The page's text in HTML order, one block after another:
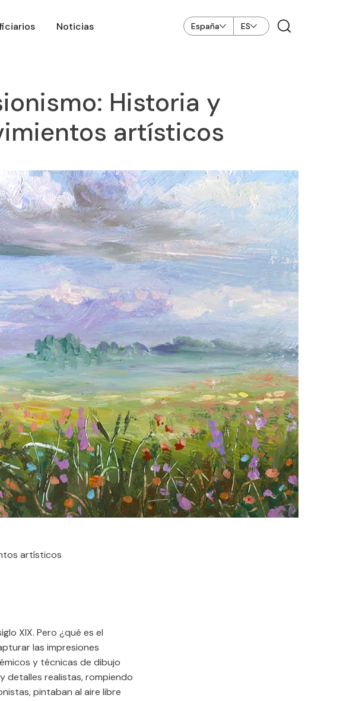
Noticias España ES
Historia y
artísticos
artísticos
XIX. Pero ¿qué es el
las impresiones
y técnicas de dibujo
detalles realistas, rompiendo
pintaban al aire libre